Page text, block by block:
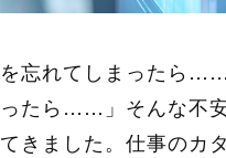
を忘れてしまったら
たら……」そんな不
きました。仕事のカ